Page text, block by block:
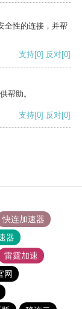
全性的连接，并帮
支持[0] 反对[0]
帮助。
支持[0] 反对[0]
快连加速器
器
雷霆加速
网